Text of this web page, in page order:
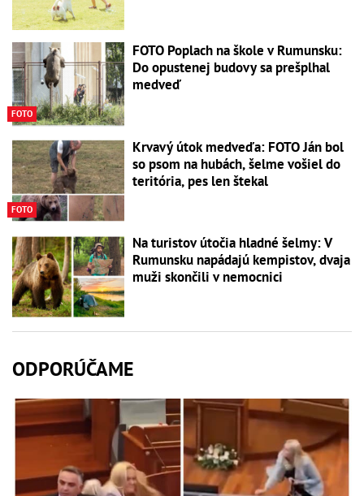
FOTO
FOTO Poplach na škole v Rumunsku:
Do opustenej budovy sa prešplhal
medveď
FOTO
Krvavý útok medveďa: FOTO Ján bol
so psom na hubách, šelme vošiel do
teritória, pes len štekal
Na turistov útočia hladné šelmy: V
Rumunsku napádajú kempistov, dvaja
muži skončili v nemocnici
ODPORÚČAME